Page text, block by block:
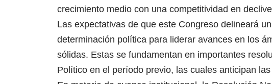
crecimiento medio con una competitividad en
Las expectativas de que este Congreso delineará
determinación política para liderar avances en los
sólidas. Estas se fundamentan en importantes
Político en el período previo, las cuales anticipan